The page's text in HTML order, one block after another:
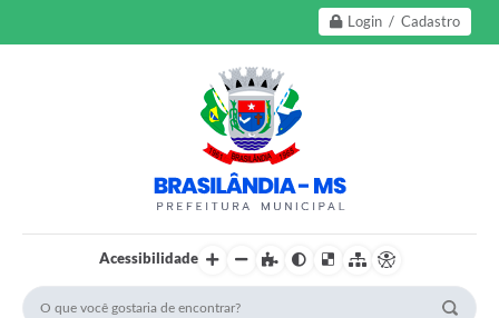
Login / Cadastro
Acessibilidade